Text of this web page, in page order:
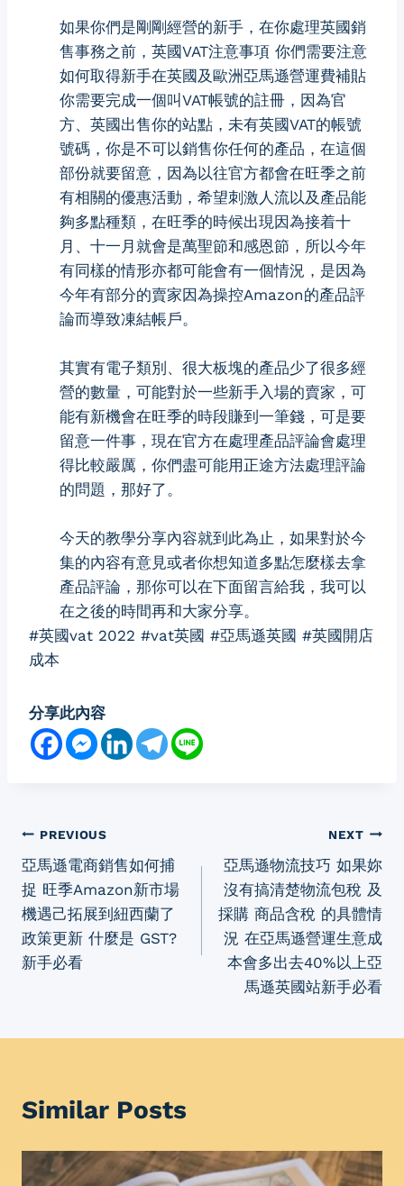
如果你們是剛剛經營的新手，在你處理英國銷
售事務之前，英國VAT注意事項 你們需要注意
如何取得新手在英國及歐洲亞馬遜營運費補貼
你需要完成一個叫VAT帳號的註冊，因為官
方、英國出售你的站點，未有英國VAT的帳號
號碼，你是不可以銷售你任何的產品，在這個
部份就要留意，因為以往官方都會在旺季之前
有相關的優惠活動，希望刺激人流以及產品能
夠多點種類，在旺季的時候出現因為接着十
月、十一月就會是萬聖節和感恩節，所以今年
有同樣的情形亦都可能會有一個情況，是因為
今年有部分的賣家因為操控Amazon的產品評
論而導致凍結帳戶。
其實有電子類別、很大板塊的產品少了很多經
營的數量，可能對於一些新手入場的賣家，可
能有新機會在旺季的時段賺到一筆錢，可是要
留意一件事，現在官方在處理產品評論會處理
得比較嚴厲，你們盡可能用正途方法處理評論
的問題，那好了。
今天的教學分享內容就到此為止，如果對於今
集的內容有意見或者你想知道多點怎麼樣去拿
產品評論，那你可以在下面留言給我，我可以
在之後的時間再和大家分享。
#英國vat 2022 #vat英國 #亞馬遜英國 #英國開店
成本
分享此內容
Post
navigation
PREVIOUS
亞馬遜電商銷售如何捕
捉 旺季Amazon新市場
機遇己拓展到紐西蘭了
政策更新 什麼是 GST?
新手必看
NEXT
亞馬遜物流技巧 如果妳
沒有搞清楚物流包稅 及
採購 商品含稅 的具體情
況 在亞馬遜營運生意成
本會多出去40%以上亞
馬遜英國站新手必看
Similar Posts